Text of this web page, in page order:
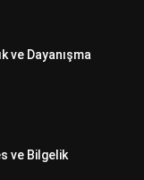
ve Dayanışma
ve Bilgelik